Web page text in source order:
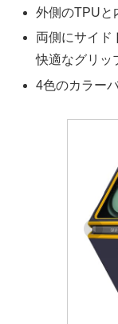
外側のTPUと
両側にサイド
快適なグリッ
4色のカラー